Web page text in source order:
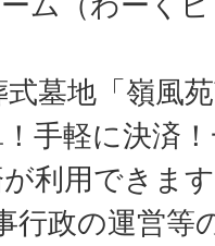
墓地「嶺風
手軽に決済
利用できます
行政の運営等